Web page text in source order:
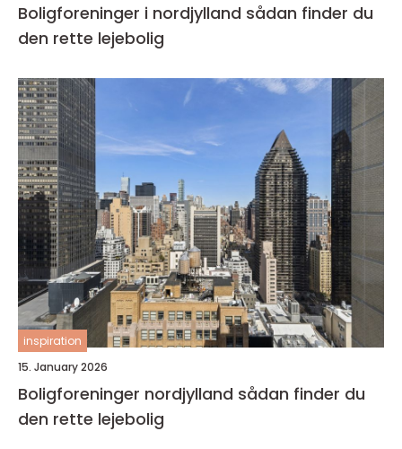
Boligforeninger i nordjylland sådan finder du
den rette lejebolig
inspiration
15. January 2026
Boligforeninger nordjylland sådan finder du
den rette lejebolig